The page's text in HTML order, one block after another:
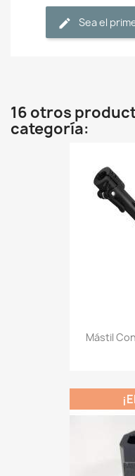
Sea el
16 otros
categoría:
Mástil